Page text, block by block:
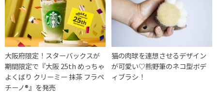
大阪府限定！スターバックスが
期間限定で『大阪 25th めっちゃ
よくばり クリーミー 抹茶 フラペ
チーノ®』を発売
猫の肉球を連想させるデザイン
が可愛い♡熊野筆のネコ型ボデ
ィブラシ！